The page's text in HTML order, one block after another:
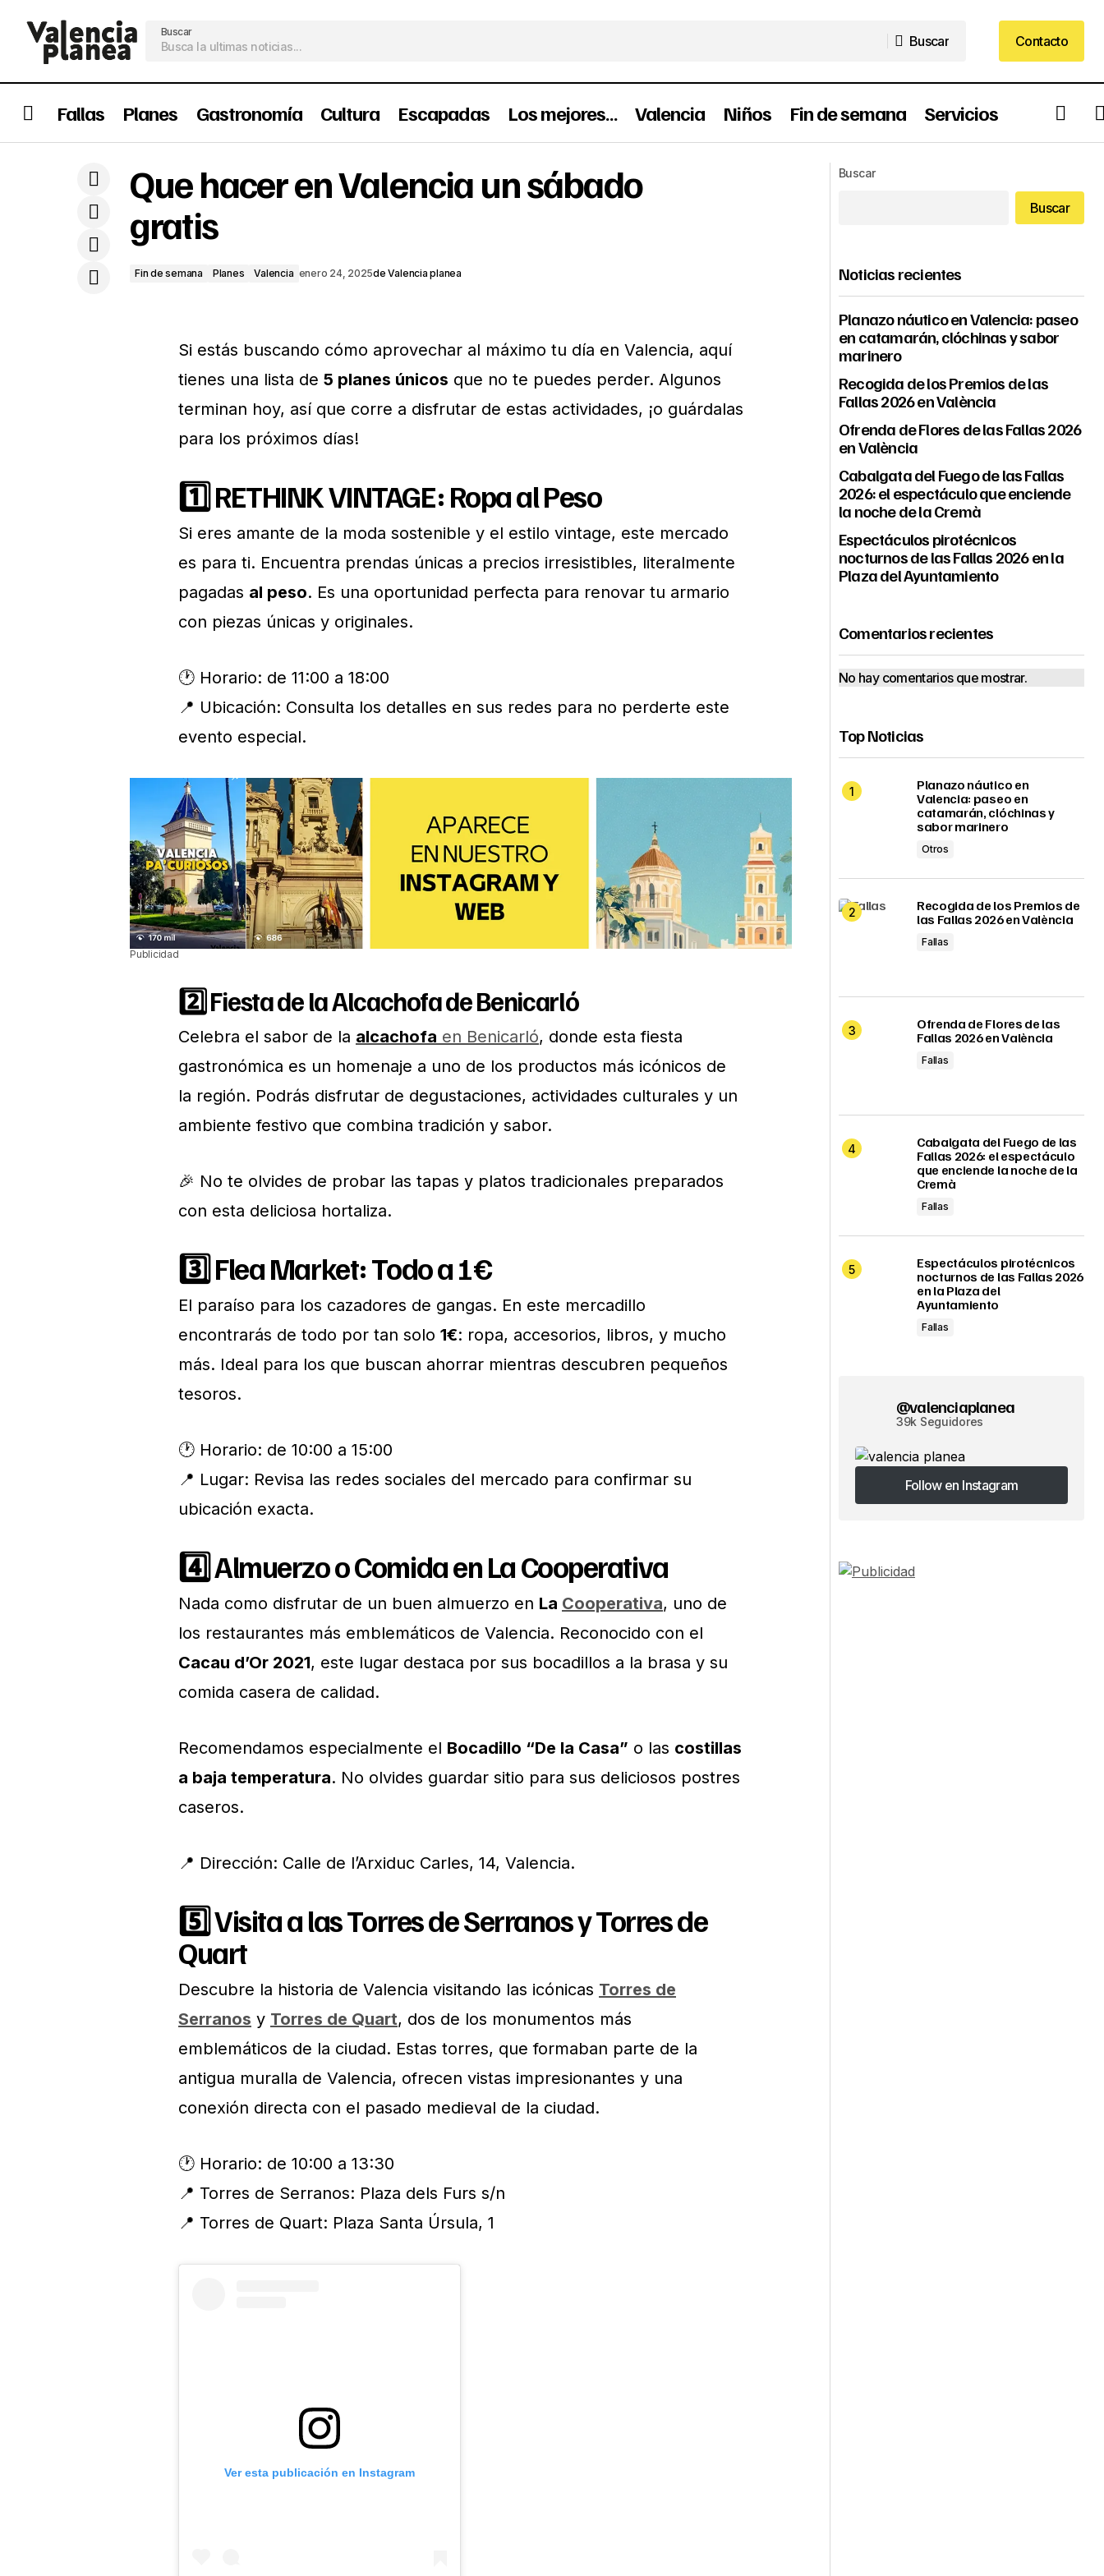
Buscar
Buscar
Contacto
Contacto
Fallas Planes Gastronomía Cultura Escapadas Los mejores… Valencia Niños Fin de semana Servicios
Que hacer en Valencia un sábado gratis
Que hacer en Valencia un sábado
gratis
Fin de semana Planes Valencia enero 24, 2025de Valencia planea
Si estás buscando cómo aprovechar al máximo tu día en Valencia, aquí
tienes una lista de 5 planes únicos que no te puedes perder. Algunos
terminan hoy, así que corre a disfrutar de estas actividades, ¡o guárdalas
para los próximos días!
1️⃣RETHINK VINTAGE: Ropa al Peso
Si eres amante de la moda sostenible y el estilo vintage, este mercado
es para ti. Encuentra prendas únicas a precios irresistibles, literalmente
pagadas al peso. Es una oportunidad perfecta para renovar tu armario
con piezas únicas y originales.
🕐 Horario: de 11:00 a 18:00
📍 Ubicación: Consulta los detalles en sus redes para no perderte este
evento especial.
Publicidad
2️⃣Fiesta de la Alcachofa de Benicarló
Celebra el sabor de la alcachofa en Benicarló, donde esta fiesta
gastronómica es un homenaje a uno de los productos más icónicos de
la región. Podrás disfrutar de degustaciones, actividades culturales y un
ambiente festivo que combina tradición y sabor.
🎉 No te olvides de probar las tapas y platos tradicionales preparados
con esta deliciosa hortaliza.
3️⃣Flea Market: Todo a 1€
El paraíso para los cazadores de gangas. En este mercadillo
encontrarás de todo por tan solo 1€: ropa, accesorios, libros, y mucho
más. Ideal para los que buscan ahorrar mientras descubren pequeños
tesoros.
🕐 Horario: de 10:00 a 15:00
📍 Lugar: Revisa las redes sociales del mercado para confirmar su
ubicación exacta.
4️⃣Almuerzo o Comida en La Cooperativa
Nada como disfrutar de un buen almuerzo en La Cooperativa, uno de
los restaurantes más emblemáticos de Valencia. Reconocido con el
Cacau d’Or 2021, este lugar destaca por sus bocadillos a la brasa y su
comida casera de calidad.
Recomendamos especialmente el Bocadillo “De la Casa” o las costillas
a baja temperatura. No olvides guardar sitio para sus deliciosos postres
caseros.
📍 Dirección: Calle de l’Arxiduc Carles, 14, Valencia.
5️⃣Visita a las Torres de Serranos y Torres de
Quart
Descubre la historia de Valencia visitando las icónicas Torres de
Serranos y Torres de Quart, dos de los monumentos más
emblemáticos de la ciudad. Estas torres, que formaban parte de la
antigua muralla de Valencia, ofrecen vistas impresionantes y una
conexión directa con el pasado medieval de la ciudad.
🕐 Horario: de 10:00 a 13:30
📍 Torres de Serranos: Plaza dels Furs s/n
📍 Torres de Quart: Plaza Santa Úrsula, 1
Ver esta publicación en Instagram
Buscar
Buscar
Noticias recientes
Planazo náutico en Valencia: paseo
en catamarán, clóchinas y sabor
marinero
Recogida de los Premios de las
Fallas 2026 en València
Ofrenda de Flores de las Fallas 2026
en València
Cabalgata del Fuego de las Fallas
2026: el espectáculo que enciende
la noche de la Cremà
Espectáculos pirotécnicos
nocturnos de las Fallas 2026 en la
Plaza del Ayuntamiento
Comentarios recientes
No hay comentarios que mostrar.
Top Noticias
Planazo náutico en
Valencia: paseo en
catamarán, clóchinas y
sabor marinero
Otros
Recogida de los Premios de
las Fallas 2026 en València
Fallas
Ofrenda de Flores de las
Fallas 2026 en València
Fallas
Cabalgata del Fuego de las
Fallas 2026: el espectáculo
que enciende la noche de la
Cremà
Fallas
Espectáculos pirotécnicos
nocturnos de las Fallas 2026
en la Plaza del
Ayuntamiento
Fallas
@valenciaplanea
39k Seguidores
Follow en Instagram
Follow en Instagram